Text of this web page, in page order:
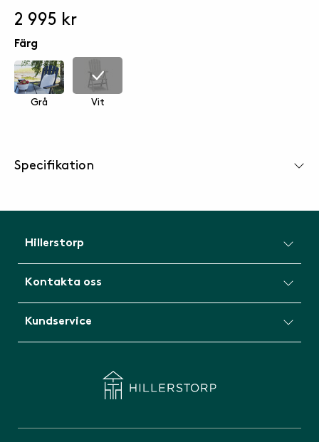
2 995 kr
Färg
Grå Vit
Specifikation
Hillerstorp
Kontakta oss
Kundservice